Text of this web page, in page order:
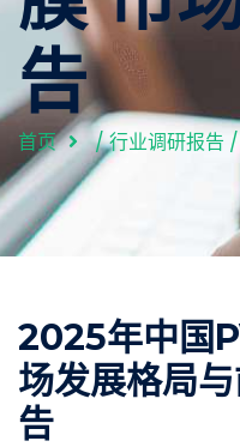
告
首页 /行业调研报告 /
2025年中国
场发展格局
告